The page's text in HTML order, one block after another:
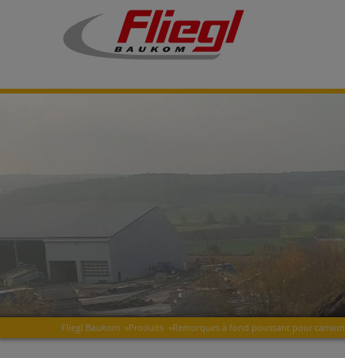
Fliegl Baukom »Produits »Remorques à fond poussant pour camion